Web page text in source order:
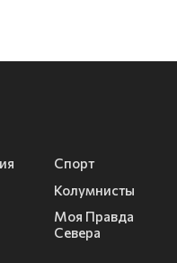
Спорт
Колумнисты
Моя Правда
Севера